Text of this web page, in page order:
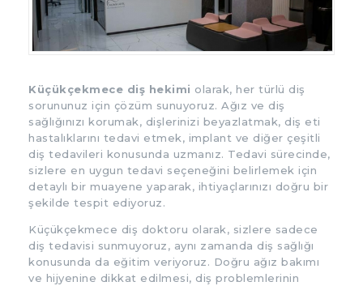
Küçükçekmece diş hekimi olarak, her türlü diş
sorununuz için çözüm sunuyoruz. Ağız ve diş
sağlığınızı korumak, dişlerinizi beyazlatmak, diş eti
hastalıklarını tedavi etmek, implant ve diğer çeşitli
diş tedavileri konusunda uzmanız. Tedavi sürecinde,
sizlere en uygun tedavi seçeneğini belirlemek için
detaylı bir muayene yaparak, ihtiyaçlarınızı doğru bir
şekilde tespit ediyoruz.
Küçükçekmece diş doktoru olarak, sizlere sadece
diş tedavisi sunmuyoruz, aynı zamanda diş sağlığı
konusunda da eğitim veriyoruz. Doğru ağız bakımı
ve hijyenine dikkat edilmesi, diş problemlerinin